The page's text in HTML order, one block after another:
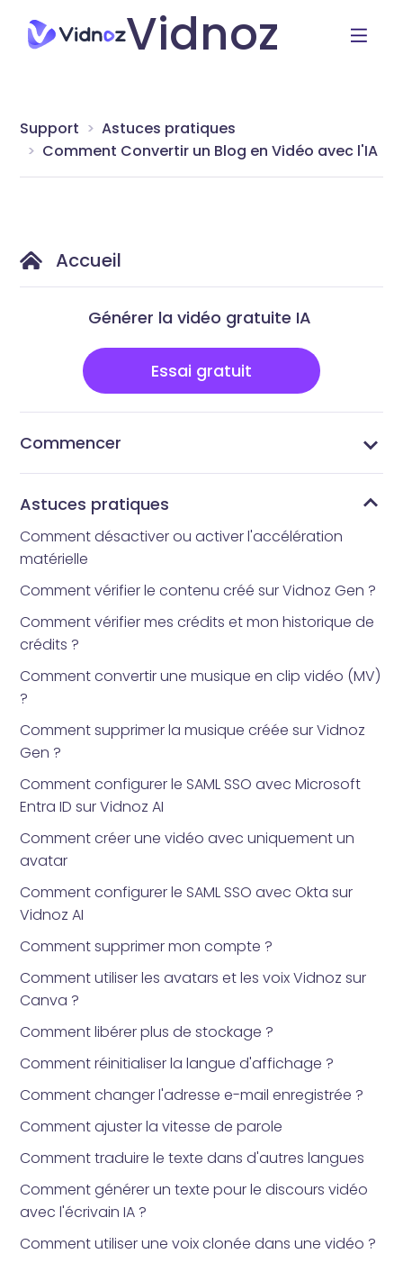
Vidnoz
Support
Astuces pratiques
Comment Convertir un Blog en Vidéo avec l'IA
Accueil
Générer la vidéo gratuite IA
Essai gratuit
Commencer
Astuces pratiques
Comment désactiver ou activer l'accélération
matérielle
Comment vérifier le contenu créé sur Vidnoz Gen ?
Comment vérifier mes crédits et mon historique de
crédits ?
Comment convertir une musique en clip vidéo (MV)
?
Comment supprimer la musique créée sur Vidnoz
Gen ?
Comment configurer le SAML SSO avec Microsoft
Entra ID sur Vidnoz AI
Comment créer une vidéo avec uniquement un
avatar
Comment configurer le SAML SSO avec Okta sur
Vidnoz AI
Comment supprimer mon compte ?
Comment utiliser les avatars et les voix Vidnoz sur
Canva ?
Comment libérer plus de stockage ?
Comment réinitialiser la langue d'affichage ?
Comment changer l'adresse e-mail enregistrée ?
Comment ajuster la vitesse de parole
Comment traduire le texte dans d'autres langues
Comment générer un texte pour le discours vidéo
avec l'écrivain IA ?
Comment utiliser une voix clonée dans une vidéo ?